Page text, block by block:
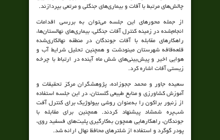
چالش‌های مرتبط با آفات و بیماری‌های جنگلی و مرتعی بپردازند.
از جمله محورهای این جلسه می‌توان به بررسی اقدامات
انجام‌شده در زمینه کنترل آفات جنگلی، بیماری‌های نهالستان‌ها،
راهکارهای مقابله با آفات جوندگان در منطقه نهالکاری‌شده
قلعه‌قافه شهرستان مینودشت و همچنین تحلیل شرایط آب و
هوایی اخیر و پیش‌بینی‌های شش ماه آینده در ارتباط با چرخه
زیستی آفات اشاره کرد.
سعیده جاور و محمد ججوزاده، پژوهشگران مرکز تحقیقات و
آموزش کشاورزی و منابع طبیعی گلستان، در این جلسه استفاده
از زنبور براکون را به‌عنوان روشی بیولوژیک برای کنترل آفت
شب‌پره شمشاد پیشنهاد کردند. همچنین برای مقابله با
جوندگان، راهکارهایی همچون به‌کارگیری پلیت‌های فسفید روی،
پودر گوگرد و استفاده از شلترهای محافظ نهال ارائه شد.